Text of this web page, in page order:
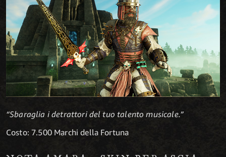
“Sbaraglia i detrattori del tuo talento musicale.”
Costo: 7.500 Marchi della Fortuna